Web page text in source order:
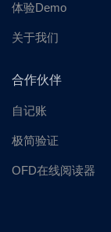
体验Demo
关于我们
合作伙伴
自记账
极简验证
OFD在线阅读器